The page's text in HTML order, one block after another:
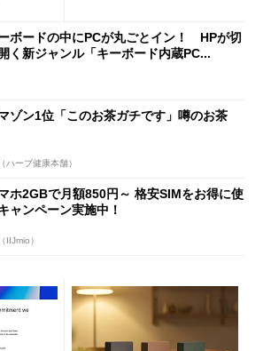
ボードの中にPCが丸ごとイン！ HPが切
く新ジャンル「キーボード内蔵PC...
ゾン1位「このお茶ガチです」噂のお茶
ハーブ健康本舗）
ホ2GBで月額850円～ 格安SIMをお得に使
ャンペーン実施中！
IIJmio）